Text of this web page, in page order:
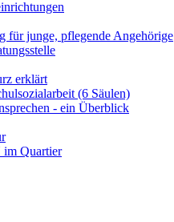
für junge, pflegende Angehörige
erklärt
(6 Säulen)
- ein Überblick
Quartier